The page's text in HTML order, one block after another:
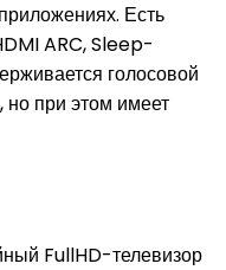
Есть
ARC, Sleep-
голосовой
при этом имеет
FullHD-телевизор